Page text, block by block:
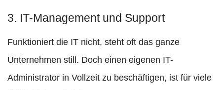
3. IT-Management und Support
Funktioniert die IT nicht, steht oft das ganze
Unternehmen still. Doch einen eigenen IT-
Administrator in Vollzeit zu beschäftigen, ist für viele